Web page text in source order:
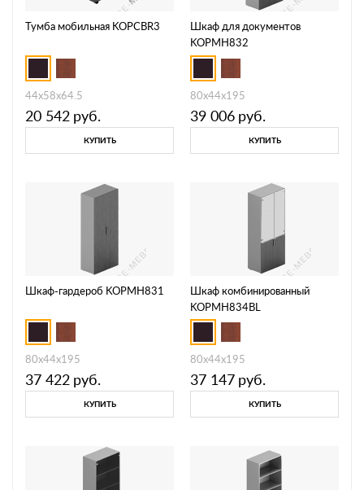
Тумба мобильная KOPCBR3
44х58х64.5
20 542 руб.
КУПИТЬ
Шкаф для документов
KOPMH832
80х44х195
39 006 руб.
КУПИТЬ
Шкаф-гардероб KOPMH831
80х44х195
37 422 руб.
КУПИТЬ
Шкаф комбинированный
KOPMH834BL
80х44х195
37 147 руб.
КУПИТЬ